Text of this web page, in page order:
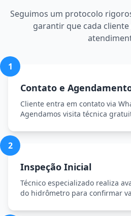
Seguimos um protocolo
garantir que cada
1
Contato e
Cliente entra em contato via
Agendamos visita técnica
2
Inspeção Inicial
Técnico especializado realiza
do hidrômetro para confirmar